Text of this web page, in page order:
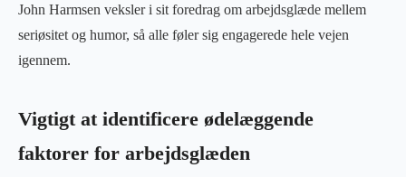
John Harmsen veksler i sit foredrag om arbejdsglæde mellem
seriøsitet og humor, så alle føler sig engagerede hele vejen
igennem.
Vigtigt at identificere ødelæggende
faktorer for arbejdsglæden